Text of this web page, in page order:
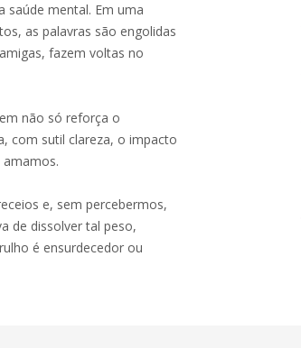
saúde mental. Em uma
as palavras são engolidas
fazem voltas no
não só reforça o
com sutil clareza, o impacto
e, sem percebermos,
de dissolver tal peso,
é ensurdecedor ou